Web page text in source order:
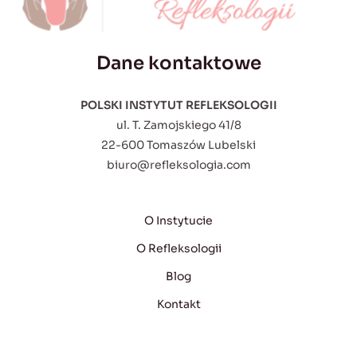
Dane kontaktowe
POLSKI INSTYTUT REFLEKSOLOGII
ul. T. Zamojskiego 41/8
22-600 Tomaszów Lubelski
biuro@refleksologia.com
O Instytucie
O Refleksologii
Blog
Kontakt